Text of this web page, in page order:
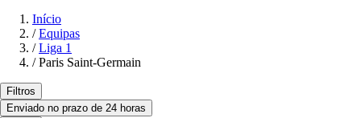
Início
/ Equipas
/ Liga 1
/ Paris Saint-Germain
Filtros
Enviado no prazo de 24 horas